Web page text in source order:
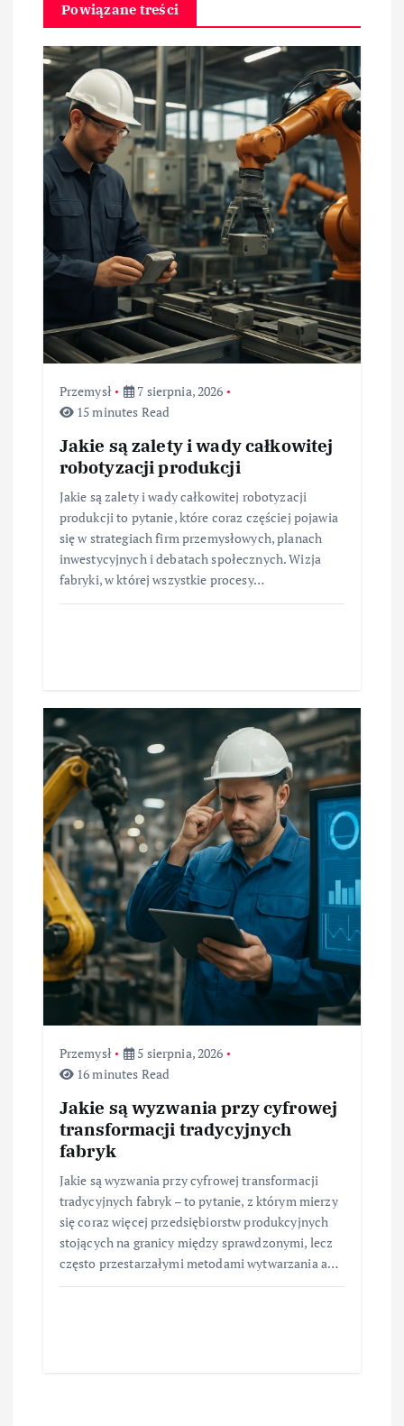
a
w
p
s
u
Powiązane treści
Przemysł
7 sierpnia, 2026
15 minutes Read
Jakie są zalety i wady całkowitej
robotyzacji produkcji
Jakie są zalety i wady całkowitej robotyzacji
produkcji to pytanie, które coraz częściej pojawia
się w strategiach firm przemysłowych, planach
inwestycyjnych i debatach społecznych. Wizja
fabryki, w której wszystkie procesy…
Przemysł
5 sierpnia, 2026
16 minutes Read
Jakie są wyzwania przy cyfrowej
transformacji tradycyjnych
fabryk
Jakie są wyzwania przy cyfrowej transformacji
tradycyjnych fabryk – to pytanie, z którym mierzy
się coraz więcej przedsiębiorstw produkcyjnych
stojących na granicy między sprawdzonymi, lecz
często przestarzałymi metodami wytwarzania a…